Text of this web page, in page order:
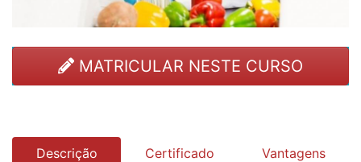
MATRICULAR NESTE CURSO
Descrição Certificado Vantagens